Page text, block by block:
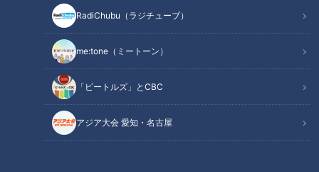
RadiChubu（ラジチューブ）
me:tone（ミートーン）
「ビートルズ」とCBC
アジア大会 愛知・名古屋
今回は、『岐阜県恵那市岩村町』。城下町として発展した、こ
の町の愛されフードは『カステーラ』です。
カステラというと長崎県を思い浮かべますが、町で聞き込みを
すると、地元ではおそらく100％の認知度で、レンガくらいの
ビックサイズでありながら、まるっと1本食べられるくらいの
軽い口当たりだとか。
岩村城跡から一番近い『松浦軒本店』という店が最も歴史があ